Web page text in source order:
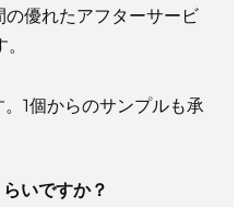
の優れたアフターサービ
1個からのサンプルも承
いですか？